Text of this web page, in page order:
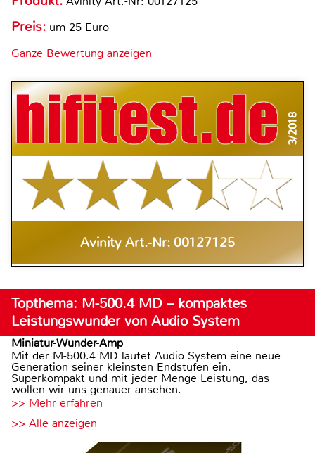
Preis: um 25 Euro
Ganze Bewertung anzeigen
3/2018
Avinity Art.-Nr: 00127125
Topthema: M-500.4 MD – kompaktes
Leistungswunder von Audio System
Miniatur-Wunder-Amp
Mit der M-500.4 MD läutet Audio System eine neue
Generation seiner kleinsten Endstufen ein.
Superkompakt und mit jeder Menge Leistung, das
wollen wir uns genauer ansehen.
>> Mehr erfahren
>> Alle anzeigen